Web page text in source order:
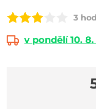
3
v pondělí 10. 8.